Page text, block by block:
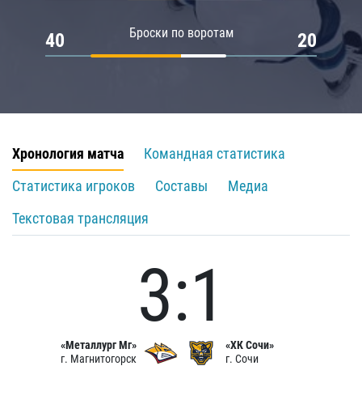
Броски по воротам
40 20
Хронология матча
Командная статистика
Статистика игроков
Составы
Медиа
Текстовая трансляция
«Металлург Мг»
г. Магнитогорск
3:1
«ХК Сочи»
г. Сочи